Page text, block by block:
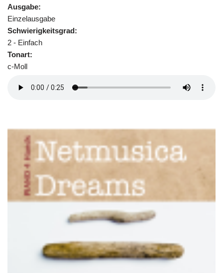
Ausgabe:
Einzelausgabe
Schwierigkeitsgrad:
2 - Einfach
Tonart:
c-Moll